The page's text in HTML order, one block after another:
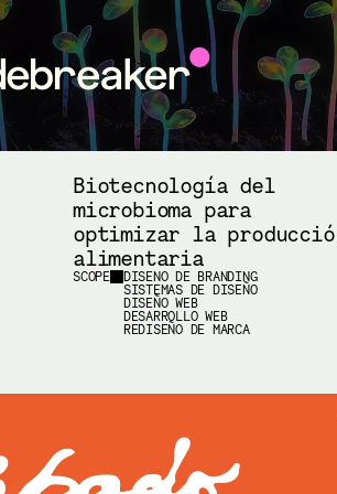
Biotecnología del
microbioma para
optimizar la
alimentaria
SCOPE
DISEÑO DE BRANDING
SISTEMAS DE DISEÑO
DISEÑO WEB
DESARROLLO WEB
REDISEÑO DE MARCA